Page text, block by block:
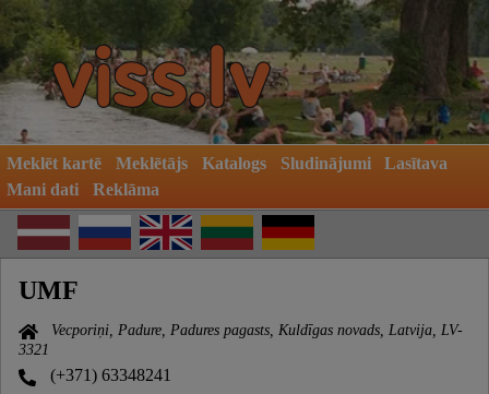
Meklēt kartē Meklētājs Katalogs Sludinājumi
Lasītava
Mani dati
Reklāma
UMF
Vecporiņi, Padure, Padures pagasts, Kuldīgas novads, Latvija, LV-
3321
(+371) 63348241